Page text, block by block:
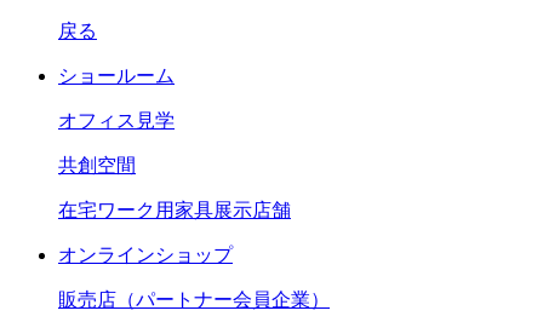
戻る
ショールーム
オフィス見学
共創空間
在宅ワーク用家具展示店舗
オンラインショップ
販売店（パートナー会員企業）